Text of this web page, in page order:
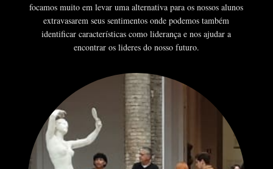
focamos muito em levar uma alternativa para os nossos alunos
extravasarem seus sentimentos onde podemos também
identificar características como liderança e nos ajudar a
encontrar os lideres do nosso futuro.